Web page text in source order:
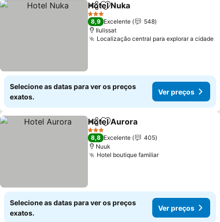
PartilharAdicionar aos favoritos
Hotel Nuka
3 Estrelas
8,9 Excelente
548
Ilulissat
Localização central para explorar a cidade
Selecione as datas para ver os preços
exatos.
Ver preços
PartilharAdicionar aos favoritos
Hotel Aurora
3 Estrelas
8,8 Excelente
405
Nuuk
Hotel boutique familiarVer preços
Selecione as datas para ver os preços
exatos.
Ver preços